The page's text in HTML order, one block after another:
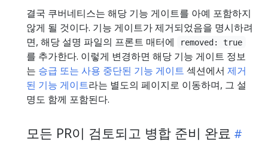
결국 쿠버네티스는 해당 기능 게이트를 아예 포함하지
않게 될 것이다. 기능 게이트가 제거되었음을 명시하려
면, 해당 설명 파일의 프론트 매터에
removed: true
를 추가한다. 이렇게 변경하면 해당 기능 게이트 정보
는 승급 또는 사용 중단된 기능 게이트 섹션에서 제거
된 기능 게이트라는 별도의 페이지로 이동하며, 그 설
명도 함께 포함된다.
모든 PR이 검토되고 병합 준비 완료